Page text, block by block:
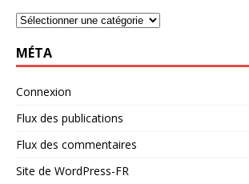
MÉTA
Connexion
Flux des publications
Flux des commentaires
Site de WordPress-FR